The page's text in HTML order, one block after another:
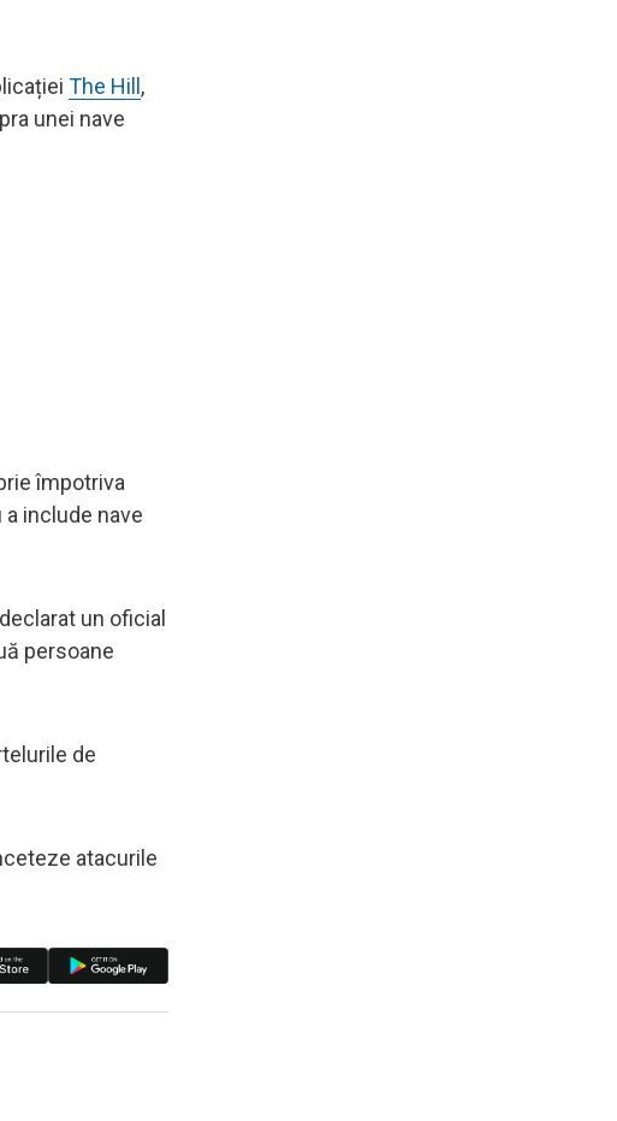
The Hill,
unei nave
împotriva
include nave
un oficial
persoane
de
atacurile